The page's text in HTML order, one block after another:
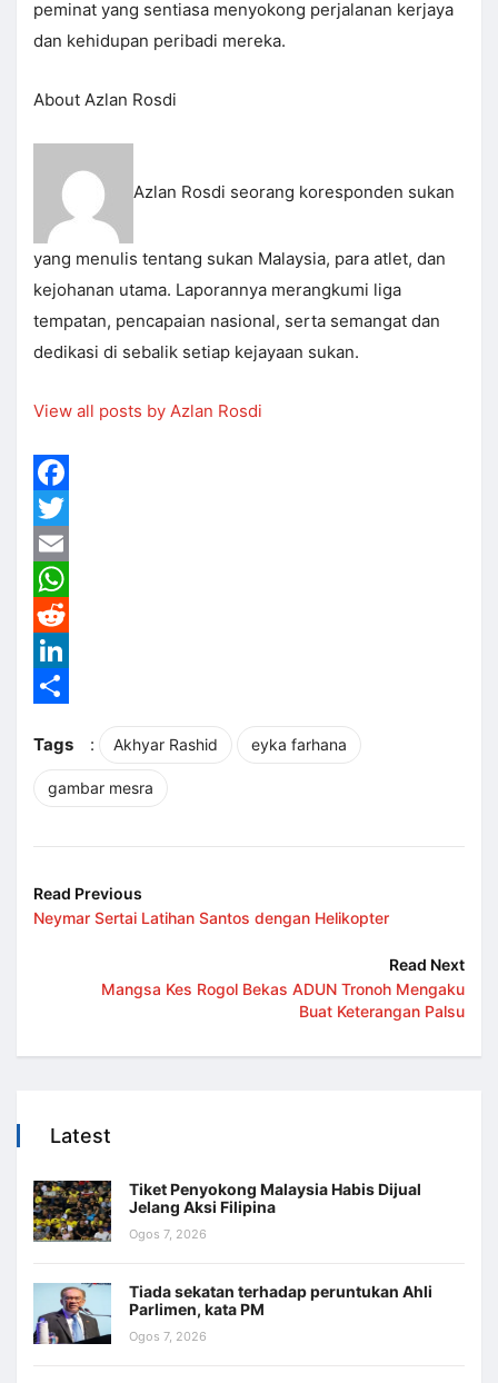
peminat yang sentiasa menyokong perjalanan kerjaya
dan kehidupan peribadi mereka.
About Azlan Rosdi
Azlan Rosdi seorang koresponden sukan
yang menulis tentang sukan Malaysia, para atlet, dan
kejohanan utama. Laporannya merangkumi liga
tempatan, pencapaian nasional, serta semangat dan
dedikasi di sebalik setiap kejayaan sukan.
View all posts by Azlan Rosdi
Facebook
Twitter
Email
WhatsApp
Reddit
LinkedIn
Tags
: Akhyar Rashid eyka farhana
gambar mesra
Read Previous
Neymar Sertai Latihan Santos dengan Helikopter
Read Next
Mangsa Kes Rogol Bekas ADUN Tronoh Mengaku
Buat Keterangan Palsu
Latest
Tiket Penyokong Malaysia Habis Dijual
Jelang Aksi Filipina
Ogos 7, 2026
Tiada sekatan terhadap peruntukan Ahli
Parlimen, kata PM
Ogos 7, 2026